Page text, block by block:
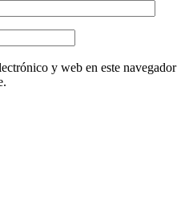
y web en este navegador